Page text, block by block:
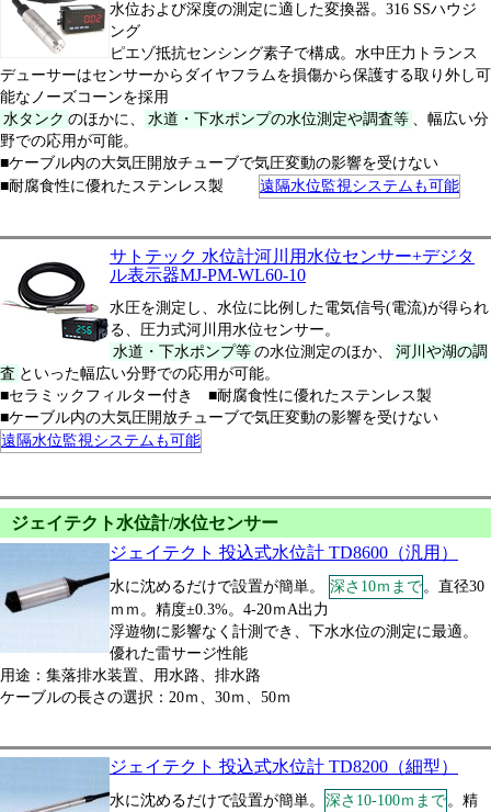
水位および深度の測定に適した変換器。316 SSハウジ
ング
ピエゾ抵抗センシング素子で構成。水中圧力トランス
デューサーはセンサーからダイヤフラムを損傷から保護する取り外し可
能なノーズコーンを採用
水タンク のほかに、 水道・下水ポンプの水位測定や調査等
、幅広い分
野での応用が可能。
■ケーブル内の大気圧開放チューブで気圧変動の影響を受けない
■耐腐食性に優れたステンレス製 遠隔水位監視システムも可能
サトテック 水位計河川用水位センサー+デジタ
ル表示器MJ-PM-WL60-10
水圧を測定し、水位に比例した電気信号(電流)が得られ
る、圧力式河川用水位センサー。
水道・下水ポンプ等 の水位測定のほか、
河川や湖の調
査 といった幅広い分野での応用が可能。
■セラミックフィルター付き ■耐腐食性に優れたステンレス製
■ケーブル内の大気圧開放チューブで気圧変動の影響を受けない
遠隔水位監視システムも可能
ジェイテクト水位計/水位センサー
ジェイテクト 投込式水位計 TD8600（汎用）
水に沈めるだけで設置が簡単。 深さ10ｍまで 。直径30
ｍｍ。精度±0.3%。4-20ｍA出力
浮遊物に影響なく計測でき、下水水位の測定に最適。
優れた雷サージ性能
用途：集落排水装置、用水路、排水路
ケーブルの長さの選択：20ｍ、30ｍ、50ｍ
ジェイテクト 投込式水位計 TD8200（細型）
水に沈めるだけで設置が簡単。 深さ10-100ｍまで 。精